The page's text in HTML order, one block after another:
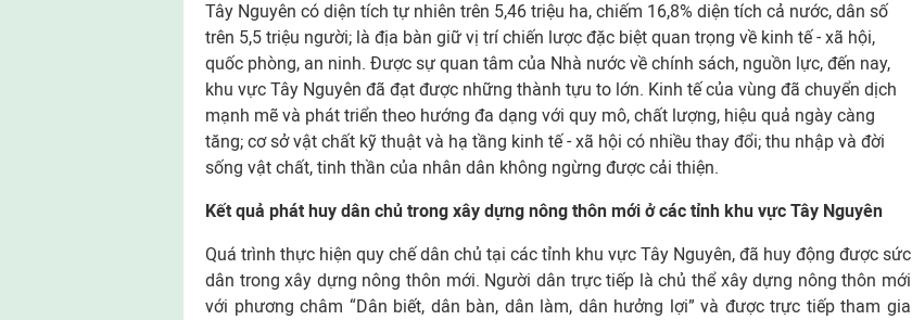
Tây Nguyên có diện tích tự nhiên trên 5,46 triệu ha, chiếm 16,8% diện tích cả nước, dân số
trên 5,5 triệu người; là địa bàn giữ vị trí chiến lược đặc biệt quan trọng về kinh tế - xã hội,
quốc phòng, an ninh. Được sự quan tâm của Nhà nước về chính sách, nguồn lực, đến nay,
khu vực Tây Nguyên đã đạt được những thành tựu to lớn. Kinh tế của vùng đã chuyển dịch
mạnh mẽ và phát triển theo hướng đa dạng với quy mô, chất lượng, hiệu quả ngày càng
tăng; cơ sở vật chất kỹ thuật và hạ tầng kinh tế - xã hội có nhiều thay đổi; thu nhập và đời
sống vật chất, tinh thần của nhân dân không ngừng được cải thiện.
Kết quả phát huy dân chủ trong xây dựng nông thôn mới ở các tỉnh khu vực Tây Nguyên
Quá trình thực hiện quy chế dân chủ tại các tỉnh khu vực Tây Nguyên, đã huy động được sức
dân trong xây dựng nông thôn mới. Người dân trực tiếp là chủ thể xây dựng nông thôn mới
với phương châm “Dân biết, dân bàn, dân làm, dân hưởng lợi” và được trực tiếp tham gia